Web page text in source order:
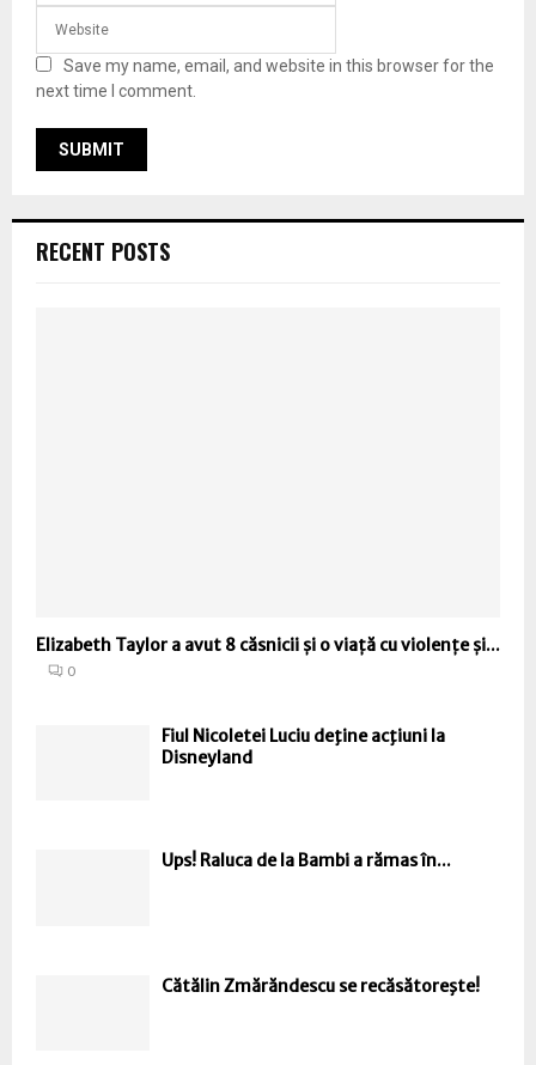
Save my name, email, and website in this browser for the
next time I comment.
RECENT POSTS
Elizabeth Taylor a avut 8 căsnicii și o viață cu violențe și...
0
Fiul Nicoletei Luciu deţine acţiuni la
Disneyland
Ups! Raluca de la Bambi a rămas în...
Cătălin Zmărăndescu se recăsătoreşte!